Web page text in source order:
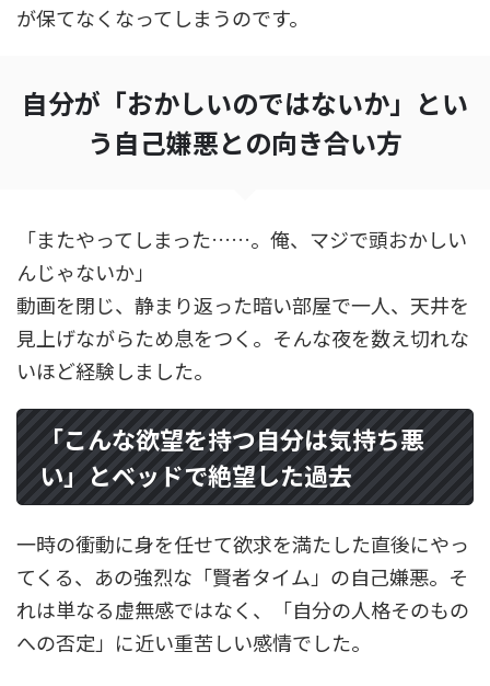
が保てなくなってしまうのです。
自分が「おかしいのではないか」とい
う自己嫌悪との向き合い方
「またやってしまった……。俺、マジで頭おかしい
んじゃないか」
動画を閉じ、静まり返った暗い部屋で一人、天井を
見上げながらため息をつく。そんな夜を数え切れな
いほど経験しました。
「こんな欲望を持つ自分は気持ち悪
い」とベッドで絶望した過去
一時の衝動に身を任せて欲求を満たした直後にやっ
てくる、あの強烈な「賢者タイム」の自己嫌悪。そ
れは単なる虚無感ではなく、「自分の人格そのもの
への否定」に近い重苦しい感情でした。